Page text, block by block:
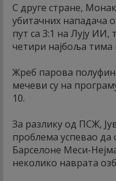
С друге стране,
убитачних нападача
пут са 3:1 на Лују ИИ,
четири најбоља
Жреб парова
мечеви су на
10.
За разлику од ПСЖ,
проблема успевао да
Барселоне Меси-
неколико наврата